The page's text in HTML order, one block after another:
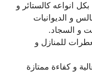
انواعه كالستائر و
و الديوانيات
و السجاد.
للمنازل و
و كفاءة ممتازة